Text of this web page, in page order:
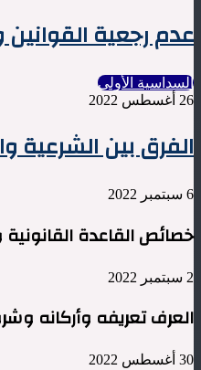
عدم رجعية القوانين
السداسية الأولى
26 أغسطس 2022
الفرق بين الشرعية
6 سبتمبر 2022
خصائص القاعدة القانونية
2 سبتمبر 2022
العرف تعريفه وأركانه
30 أغسطس 2022